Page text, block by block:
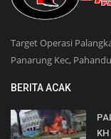
Target Operasi
Panarung Kec,
BERITA ACAK
KH